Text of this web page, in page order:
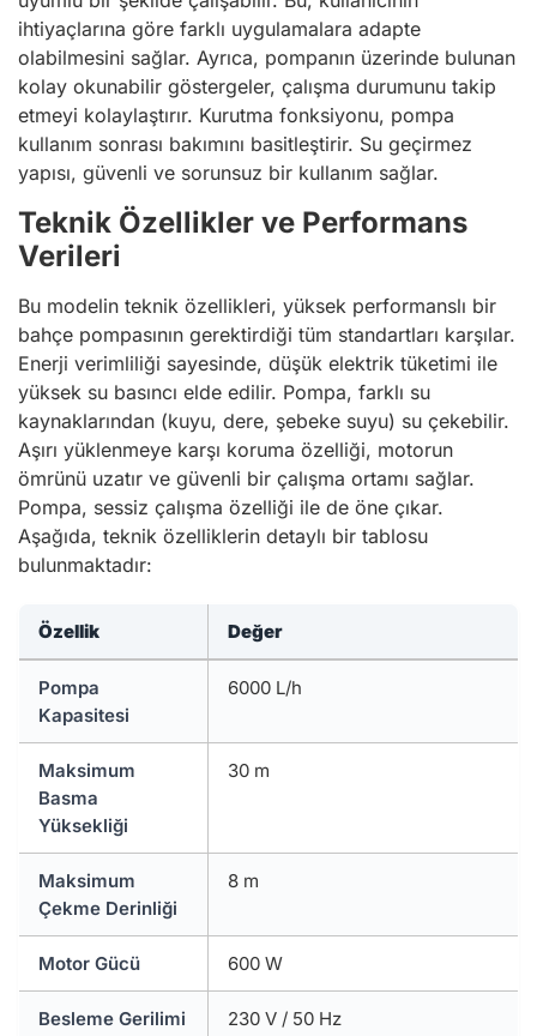
ihtiyaçlarına göre farklı uygulamalara adapte
olabilmesini sağlar. Ayrıca, pompanın üzerinde bulunan
kolay okunabilir göstergeler, çalışma durumunu takip
etmeyi kolaylaştırır. Kurutma fonksiyonu, pompa
kullanım sonrası bakımını basitleştirir. Su geçirmez
yapısı, güvenli ve sorunsuz bir kullanım sağlar.
Teknik Özellikler ve Performans
Verileri
Bu modelin teknik özellikleri, yüksek performanslı bir
bahçe pompasının gerektirdiği tüm standartları karşılar.
Enerji verimliliği sayesinde, düşük elektrik tüketimi ile
yüksek su basıncı elde edilir. Pompa, farklı su
kaynaklarından (kuyu, dere, şebeke suyu) su çekebilir.
Aşırı yüklenmeye karşı koruma özelliği, motorun
ömrünü uzatır ve güvenli bir çalışma ortamı sağlar.
Pompa, sessiz çalışma özelliği ile de öne çıkar.
Aşağıda, teknik özelliklerin detaylı bir tablosu
bulunmaktadır:
Özellik Değer
Pompa
Kapasitesi
6000 L/h
Maksimum
Basma
Yüksekliği
30 m
Maksimum
Çekme Derinliği
8 m
Motor Gücü 600 W
Besleme Gerilimi 230 V / 50 Hz